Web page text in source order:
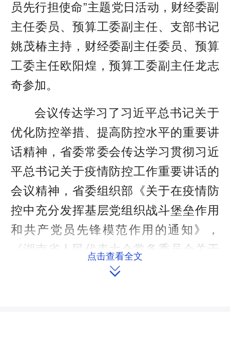
员先行担使命”主题党日活动，财经委副
主任委员、预算工委副主任、支部书记
姚茂椿主持，财经委副主任委员、预算
工委主任欧阳煌，预算工委副主任龙志
奇参加。
会议传达学习了习近平总书记关于
优化防控举措、提高防控水平的重要讲
话精神，省委常委会传达学习贯彻习近
平总书记关于疫情防控工作重要讲话的
会议精神，省委组织部《关于在疫情防
控中充分发挥基层党组织战斗堡垒作用
和共产党员先锋模范作用的通知》，
《湖南省人民代表大会常务委员会关于
科学精准及时有效做好全省新冠肺炎疫
点击查看全文
